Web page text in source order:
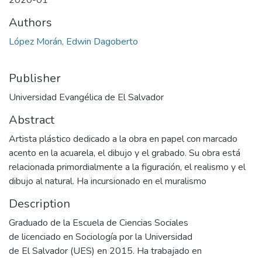
Authors
López Morán, Edwin Dagoberto
Publisher
Universidad Evangélica de El Salvador
Abstract
Artista plástico dedicado a la obra en papel con marcado
acento en la acuarela, el dibujo y el grabado. Su obra está
relacionada primordialmente a la figuración, el realismo y el
dibujo al natural. Ha incursionado en el muralismo
Description
Graduado de la Escuela de Ciencias Sociales
de licenciado en Sociología por la Universidad
de El Salvador (UES) en 2015. Ha trabajado en